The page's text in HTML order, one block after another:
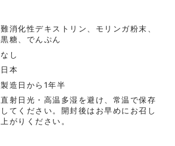
難消化性デキストリン、モリンガ粉末、
黒糖、でんぷん
なし
日本
製造日から1年半
直射日光・高温多湿を避け、常温で保存
してください。開封後はお早めにお召し
上がりください。